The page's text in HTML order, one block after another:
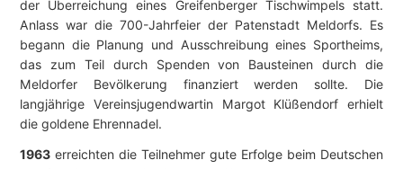
der Überreichung eines Greifenberger Tischwimpels statt.
Anlass war die 700-Jahrfeier der Patenstadt Meldorfs. Es
begann die Planung und Ausschreibung eines Sportheims,
das zum Teil durch Spenden von Bausteinen durch die
Meldorfer Bevölkerung finanziert werden sollte. Die
langjährige Vereinsjugendwartin Margot Klüßendorf erhielt
die goldene Ehrennadel.
1963 erreichten die Teilnehmer gute Erfolge beim Deutschen